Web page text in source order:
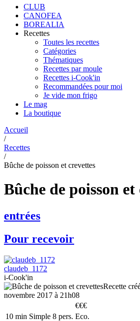
CLUB
CANOFEA
BOREALIA
Recettes
Toutes les recettes
Catégories
Thématiques
Recettes par moule
Recettes i-Cook'in
Recommandées pour moi
Je vide mon frigo
Le mag
La boutique
Accueil
/
Recettes
/
Bûche de poisson et crevettes
Bûche de poisson et
entrées
Pour recevoir
claudeb_1172
i-Cook'in
Recette
novembre 2017 à 21h08
€€€
10 min Simple 8 pers. Eco.